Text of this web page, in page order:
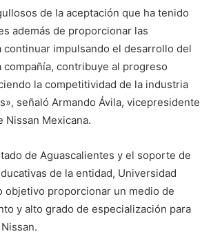
de la aceptación que ha tenido
además de proporcionar las
continuar impulsando el desarrollo del
contribuye al progreso
la competitividad de la industria
señaló Armando Ávila, vicepresidente
Nissan Mexicana.
de Aguascalientes y el soporte de
de la entidad, Universidad
objetivo proporcionar un medio de
y alto grado de especialización para